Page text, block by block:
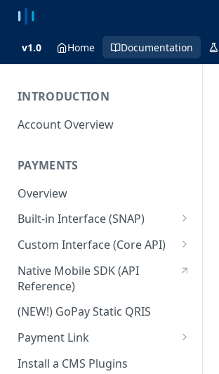
v1.0 Home Documentation
INTRODUCTION
Account Overview
PAYMENTS
Overview
Built-in Interface (SNAP)
Getting Started
Integration Guide
Interactive Demo
Advanced Feature
Custom Interface (Core API)
Integration: Card Payment
Integration: Bank Transfer
Integration: E-Wallet
Integration: Over the Counter
Payment
Native Mobile SDK (API
Reference)
(NEW!) GoPay Static QRIS
Payment Link
Payment Link via API
Install a CMS Plugins